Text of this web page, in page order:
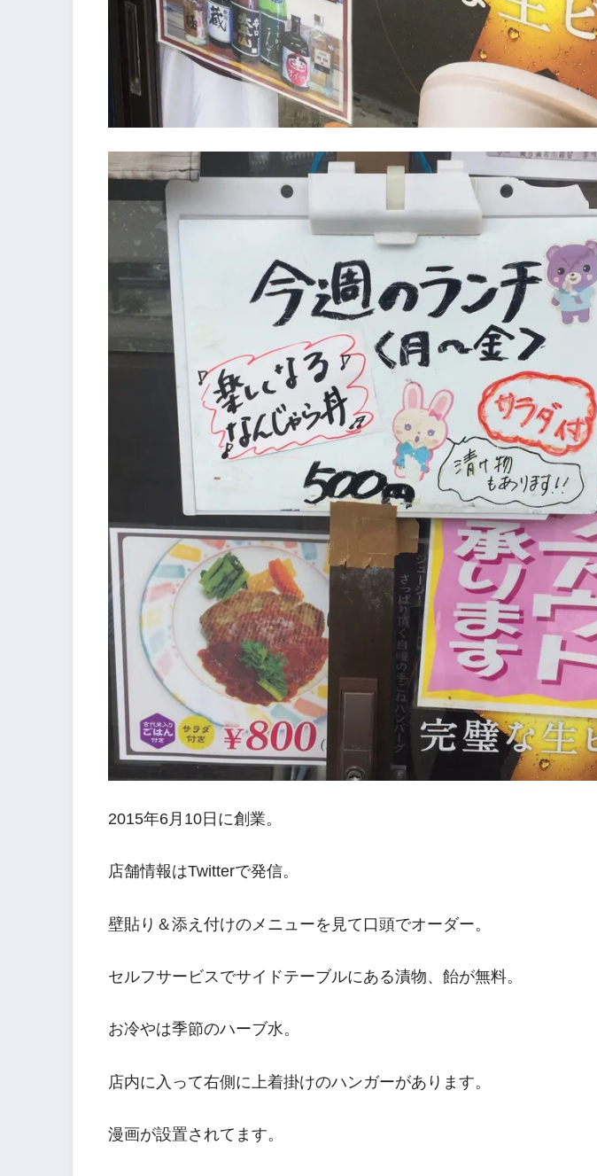
2015年6月10日に創業。
店舗情報はTwitterで発信。
壁貼り＆添え付けのメニューを見て口頭でオーダー。
セルフサービスでサイドテーブルにある漬物、飴が無料。
お冷やは季節のハーブ水。
店内に入って右側に上着掛けのハンガーがあります。
漫画が設置されてます。